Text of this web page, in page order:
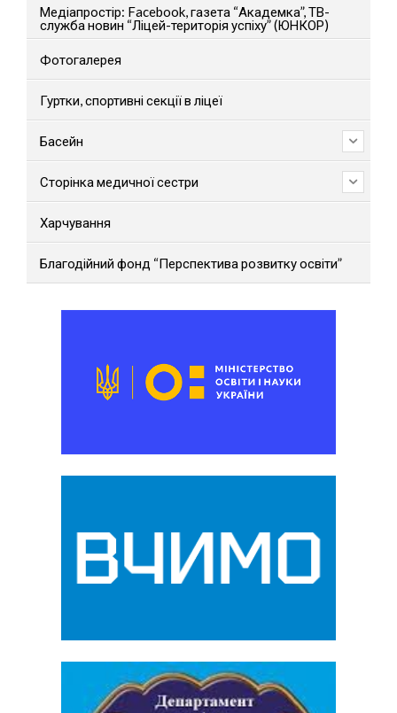
Медіапростір: Facebook, газета “Академка”, ТВ-
служба новин “Ліцей-територія успіху” (ЮНКОР)
Фотогалерея
Гуртки, спортивні секції в ліцеї
Басейн
Сторінка медичної сестри
Харчування
Благодійний фонд “Перспектива розвитку освіти”